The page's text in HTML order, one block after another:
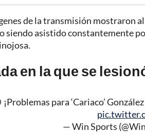
de la transmisión mostraron
asistido constantemente
en la que se
¡Problemas para ‘Cariaco’
— Win Sports